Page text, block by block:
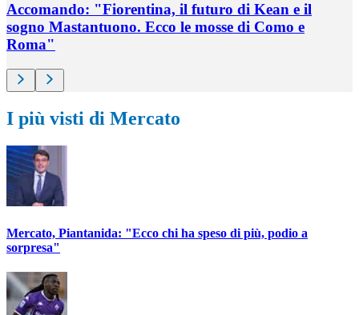
Accomando: "Fiorentina, il futuro di Kean e il
sogno Mastantuono. Ecco le mosse di Como e
Roma"
I più visti di Mercato
Mercato, Piantanida: "Ecco chi ha speso di più, podio a
sorpresa"